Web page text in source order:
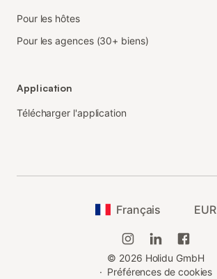
Pour les hôtes
Pour les agences (30+ biens)
Application
Télécharger l'application
Français EUR
© 2026 Holidu GmbH
· Préférences de cookies